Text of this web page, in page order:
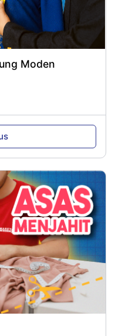
Moden